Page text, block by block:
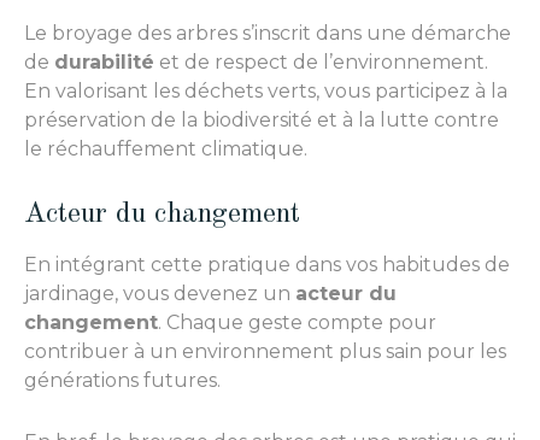
Le broyage des arbres s’inscrit dans une démarche
de durabilité et de respect de l’environnement.
En valorisant les déchets verts, vous participez à la
préservation de la biodiversité et à la lutte contre
le réchauffement climatique.
Acteur du changement
En intégrant cette pratique dans vos habitudes de
jardinage, vous devenez un acteur du
changement. Chaque geste compte pour
contribuer à un environnement plus sain pour les
générations futures.